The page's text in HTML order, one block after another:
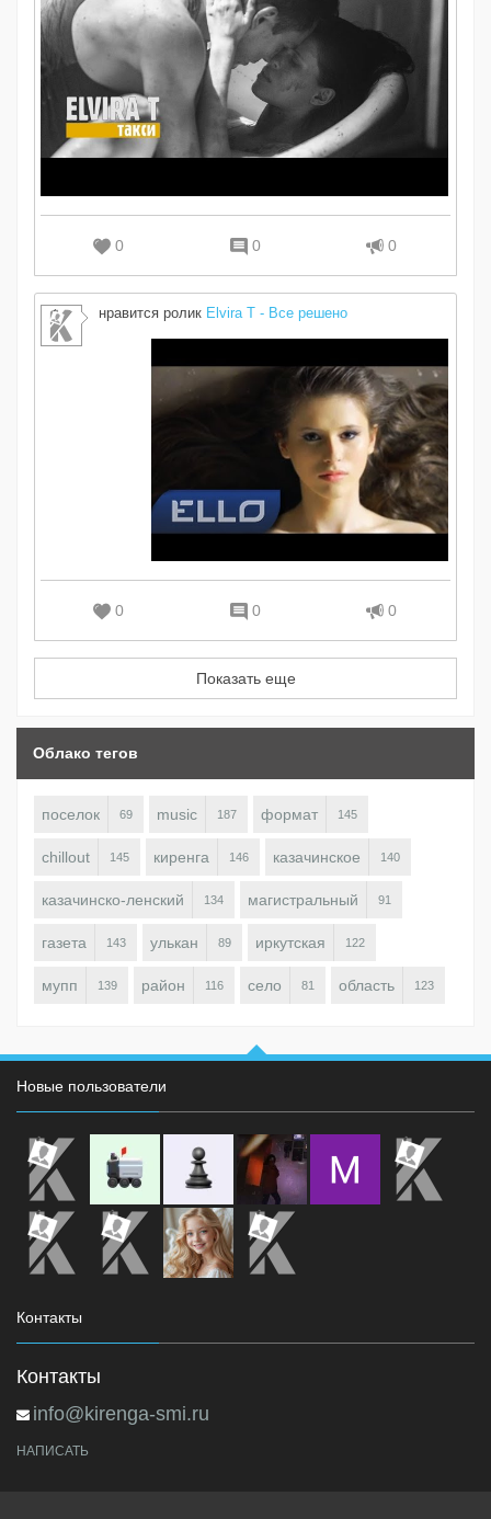
0 0 0
нравится ролик Elvira T - Все решено
0 0 0
Показать еще
Облако тегов
поселок 69 music 187 формат 145
chillout 145 киренга 146 казачинское 140
казачинско-ленский 134 магистральный 91
газета 143 улькан 89 иркутская 122
мупп 139 район 116 село 81 область 123
Новые пользователи
Контакты
Контакты
info@kirenga-smi.ru
НАПИСАТЬ